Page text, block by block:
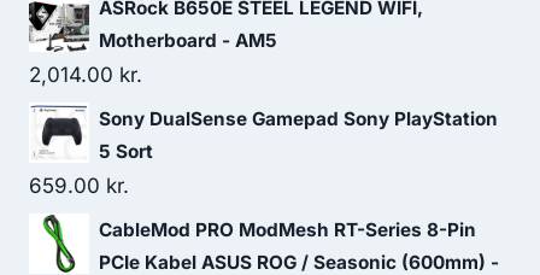
ASRock B650E STEEL LEGEND WIFI,
Motherboard - AM5
2,014.00 kr.
Sony DualSense Gamepad Sony PlayStation
5 Sort
659.00 kr.
CableMod PRO ModMesh RT-Series 8-Pin
PCIe Kabel ASUS ROG / Seasonic (600mm) -